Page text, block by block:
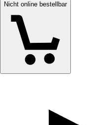
Nicht online bestellbar